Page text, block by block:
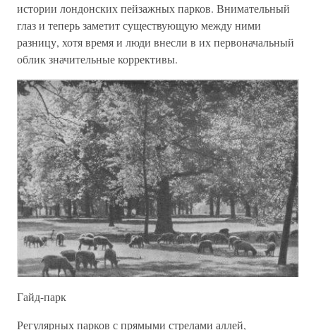
истории лондонских пейзажных парков. Внимательный
глаз и теперь заметит существующую между ними
разницу, хотя время и люди внесли в их первоначальный
облик значительные коррективы.
Гайд-парк
Регулярных парков с прямыми стрелами аллей,